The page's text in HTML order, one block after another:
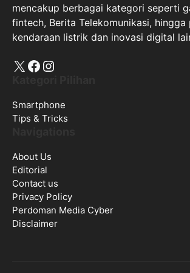
mencakup berbagai kategori seperti
fintech, Berita Telekomunikasi, hingga
kendaraan listrik dan inovasi digital
X Facebook
Instagram
Smartphone
Tips & Tricks
About Us
Editorial
Contact us
Privacy Policy
Perdoman Media Cyber
Disclaimer